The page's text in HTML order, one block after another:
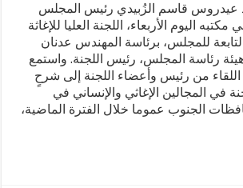
عيدروس قاسم الزُبيدي رئيس المجلس
مكتبه اليوم الأربعاء، اللجنة العليا للإغاثة
التابعة للمجلس، برئاسة المهندس عدنان
رئاسة المجلس، رئيس اللجنة. واستمع
اللقاء من رئيس وأعضاء اللجنة إلى شرحٍ
في المجالين الإغاثي والإنساني في
الجنوب عموما خلال الفترة الماضية،